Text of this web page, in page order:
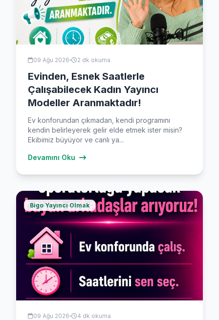
09 Ağu 2026 2 dk okuma
Evinden, Esnek Saatlerle
Çalışabilecek Kadın Yayıncı
Modeller Aranmaktadır!
Ev konforundan çıkmadan, kendi programını
kendin belirleyerek gelir elde etmek ister misin?
Ekibimiz büyüyor ve canlı ya...
Devamını Oku
Bigo Yayıncı Olmak
09 Ağu 2026 4 dk okuma